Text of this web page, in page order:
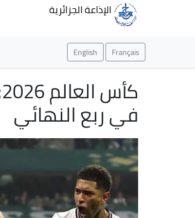
الإذاعة الجزائرية
Français
English
في ربع النهائي